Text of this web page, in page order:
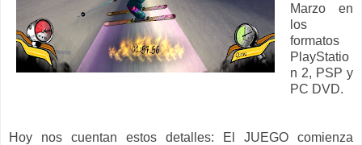
Marzo en
los
formatos
PlayStatio
n 2, PSP y
PC DVD.
Hoy nos cuentan estos detalles: El JUEGO comienza